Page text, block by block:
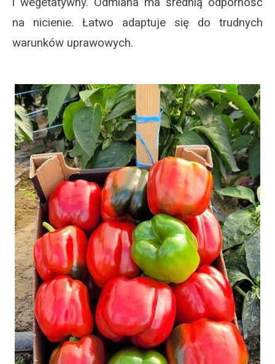
na nicienie. Łatwo adaptuje się do trudnych
warunków uprawowych.